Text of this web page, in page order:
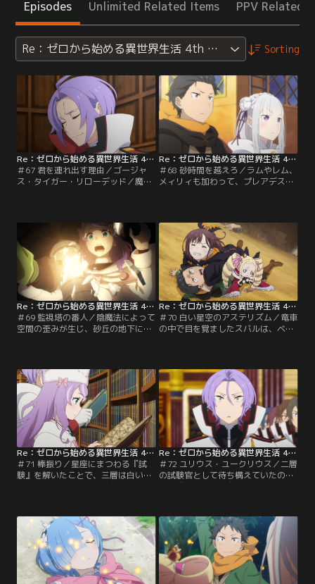
Episodes Unlimited Related Items PPV Related
Re：ゼロから始める異世界生活 4th season Sorting
Re：ゼロから始める異世界生活 4th season 第67話
＃67 君を連れ出す理由／ゴージャ
ス・タイガー・リローデッド／魔女
や記憶を奪われた者たちなど、失っ
た代償は大きかった。現状解決の糸
口を探る中、アナスタシアの提案で
ルグニカ三英傑の一人、『賢者』シ
ャウラの住まうプレアデス監視塔へ
向かうことを決意する。
Re：ゼロから始める異世界生活 4th season 第68話
＃68 砂時間を越えろ／ラムやレム、
メィリィも加わって、プレアデス監
年間だれも辿り着けてはいない」と
いう話の通り、メィリィの加護で魔
獣をいなし、砂風吹き荒れる『砂時
間』をやり過ごしながら進むもの
の、塔との距離は何故か一向に縮ま
らない。
Re：ゼロから始める異世界生活 4th season 第69話
＃69 監視塔の番人／陰魔法によって
空間の歪みが生じ、砂丘の地下に飛
ム、ベアトリスたちとは分断されて
しまった。双子の共感覚によって動
けないレムの命の無事は確認できた
が、近くに出口も見つからない。み
んなと合流するため、風もなく、気
温も低く…。
Re：ゼロから始める異世界生活 4th season 第70話
＃70 白い星空のアステリズム／竜車
の中で目を覚ましたスバルは、ベア
も束の間、スバルを「お師様」と呼
び慕う少女、塔の星番を名乗るシャ
ウラの熱烈な抱擁が歓迎した。彼女
の案内で一行は塔の三層『タイゲ
タ』に足を踏み入れる。
Re：ゼロから始める異世界生活 4th season 第71話
＃71 棒振り／星座にまつわる『試
験』を解いたことで、三層は白い空
具現化したような記憶を追体験す
る。膨大な蔵書の中から目当ての情
報を探すのは困難だと判断し、一行
は他の階層の攻略を優先すること
に。二層『エレクトラ』の白亜の領
域に突き刺さる剣を引き抜き…。
Re：ゼロから始める異世界生活 4th season 第72話
＃72 ユリウス・ユークリウス／二層
の試験官として待ち構えていたの
は、『棒振り』を自称する赤い男だ
のは木の枝のような箸。最高峰の剣
技を容易くかわされ、圧倒的な力差
が騎士を退屈に踏みにじっていく。
なんとか四層へと逃げ帰ったスバル
たちはその風貌やシャウラの情報を
頼りに試験官の正体を…。